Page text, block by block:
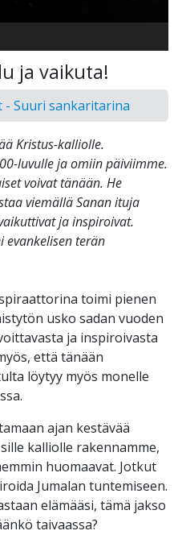
ja vaikuta!
- Suuri sankaritarina
Kristus-kalliolle.
luvulle ja omiin päiviimme.
voivat tänään. He
viemällä Sanan ituja
ja inspiroivat.
evankelisen terän
toimi pienen
usko sadan vuoden
ja inspiroivasta
että tänään
löytyy myös monelle
ajan kestävää
kalliolle rakennamme,
huomaavat. Jotkut
Jumalan tuntemiseen.
elämääsi, tämä jakso
taivaassa?